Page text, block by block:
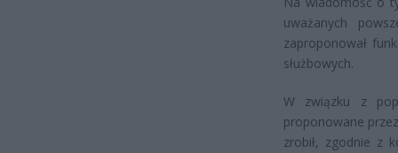
uważanych
zaproponował
służbowych.
W związku z
proponowane
zrobił, zgodnie z